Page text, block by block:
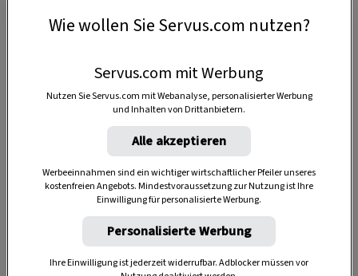
Anzeige
Wie wollen Sie Servus.com nutzen?
Servus.com mit Werbung
Nutzen Sie Servus.com mit Webanalyse, personalisierter Werbung
und Inhalten von Drittanbietern.
Alle akzeptieren
Werbeeinnahmen sind ein wichtiger wirtschaftlicher Pfeiler unseres
kostenfreien Angebots. Mindestvoraussetzung zur Nutzung ist Ihre
Einwilligung für personalisierte Werbung.
Personalisierte Werbung
Ihre Einwilligung ist jederzeit widerrufbar. Adblocker müssen vor